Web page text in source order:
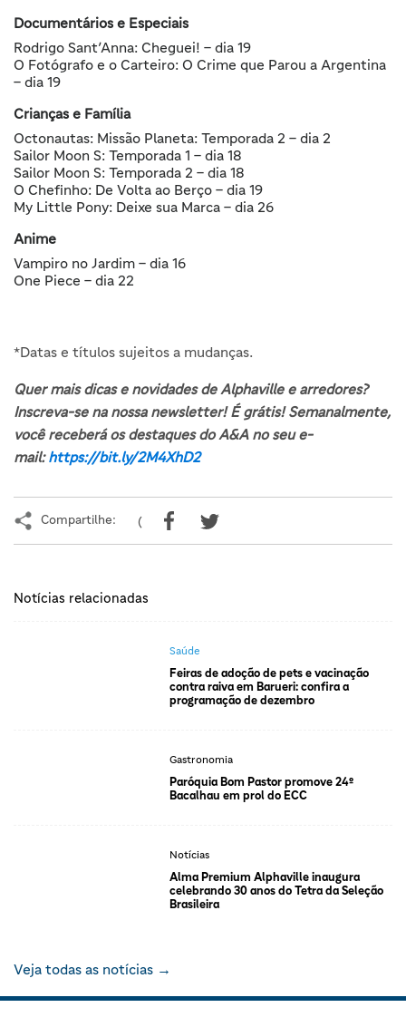
Documentários e Especiais
Rodrigo Sant’Anna: Cheguei! – dia 19
O Fotógrafo e o Carteiro: O Crime que Parou a Argentina
– dia 19
Crianças e Família
Octonautas: Missão Planeta: Temporada 2 – dia 2
Sailor Moon S: Temporada 1 – dia 18
Sailor Moon S: Temporada 2 – dia 18
O Chefinho: De Volta ao Berço – dia 19
My Little Pony: Deixe sua Marca – dia 26
Anime
Vampiro no Jardim – dia 16
One Piece – dia 22
*Datas e títulos sujeitos a mudanças.
Quer mais dicas e novidades de Alphaville e arredores?
Inscreva-se na nossa newsletter! É grátis! Semanalmente,
você receberá os destaques do A&A no seu e-
mail:https://bit.ly/2M4XhD2
Compartilhe: (
Notícias relacionadas
Saúde
Feiras de adoção de pets e vacinação
contra raiva em Barueri: confira a
programação de dezembro
Gastronomia
Paróquia Bom Pastor promove 24º
Bacalhau em prol do ECC
Notícias
Alma Premium Alphaville inaugura
celebrando 30 anos do Tetra da Seleção
Brasileira
Veja todas as notícias →